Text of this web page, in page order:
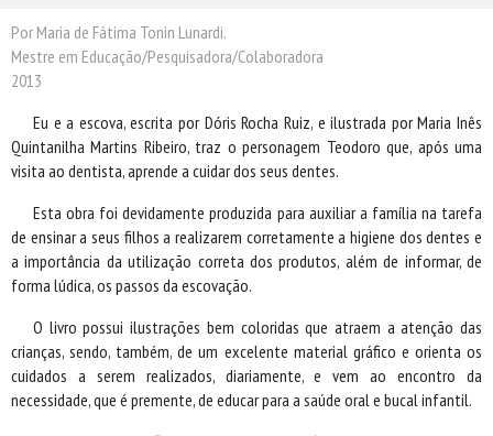
TRADUTORES
PRÓXIMAS EDIÇÕES
Por Maria de Fátima Tonin Lunardi.
Mestre em Educação/Pesquisadora/Colaboradora
2013
Eu e a escova, escrita por Dóris Rocha Ruiz, e ilustrada por Maria Inês
Quintanilha Martins Ribeiro, traz o personagem Teodoro que, após uma
visita ao dentista, aprende a cuidar dos seus dentes.
Esta obra foi devidamente produzida para auxiliar a família na tarefa
de ensinar a seus filhos a realizarem corretamente a higiene dos dentes e
a importância da utilização correta dos produtos, além de informar, de
forma lúdica, os passos da escovação.
O livro possui ilustrações bem coloridas que atraem a atenção das
crianças, sendo, também, de um excelente material gráfico e orienta os
cuidados a serem realizados, diariamente, e vem ao encontro da
necessidade, que é premente, de educar para a saúde oral e bucal infantil.